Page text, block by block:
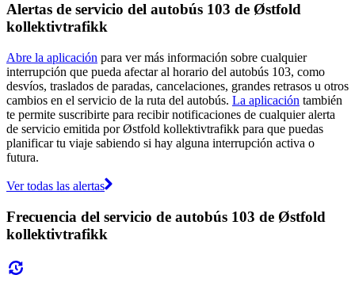
Alertas de servicio del autobús 103 de Østfold
kollektivtrafikk
Abre la aplicación para ver más información sobre cualquier
interrupción que pueda afectar al horario del autobús 103, como
desvíos, traslados de paradas, cancelaciones, grandes retrasos u otros
cambios en el servicio de la ruta del autobús. La aplicación también
te permite suscribirte para recibir notificaciones de cualquier alerta
de servicio emitida por Østfold kollektivtrafikk para que puedas
planificar tu viaje sabiendo si hay alguna interrupción activa o
futura.
Ver todas las alertas
Frecuencia del servicio de autobús 103 de Østfold
kollektivtrafikk